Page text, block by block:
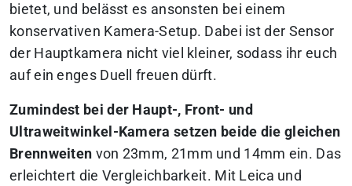
bietet, und belässt es ansonsten bei einem
konservativen Kamera-Setup. Dabei ist der Sensor
der Hauptkamera nicht viel kleiner, sodass ihr euch
auf ein enges Duell freuen dürft.
Zumindest bei der Haupt-, Front- und
Ultraweitwinkel-Kamera setzen beide die gleichen
Brennweiten von 23mm, 21mm und 14mm ein. Das
erleichtert die Vergleichbarkeit. Mit Leica und